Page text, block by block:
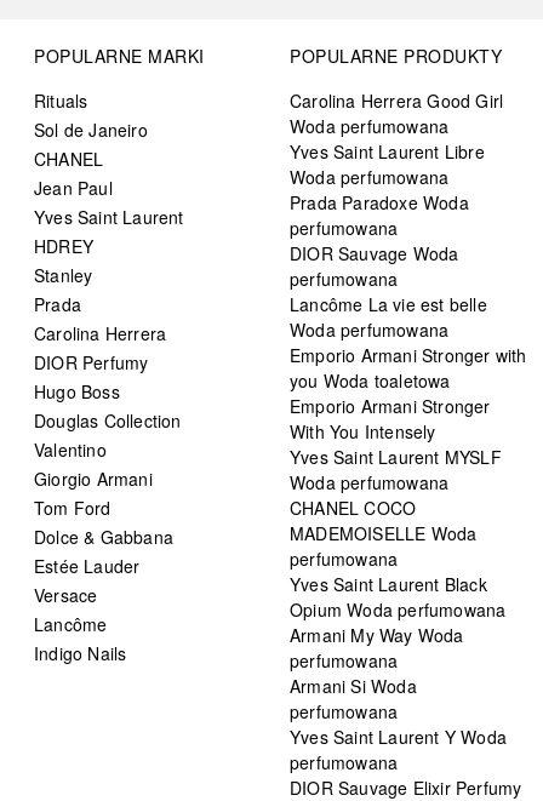
POPULARNE MARKI
Rituals
Sol de Janeiro
CHANEL
Jean Paul
Yves Saint Laurent
HDREY
Stanley
Prada
Carolina Herrera
DIOR Perfumy
Hugo Boss
Douglas Collection
Valentino
Giorgio Armani
Tom Ford
Dolce & Gabbana
Estée Lauder
Versace
Lancôme
Indigo Nails
POPULARNE PRODUKTY
Carolina Herrera Good Girl
Woda perfumowana
Yves Saint Laurent Libre
Woda perfumowana
Prada Paradoxe Woda
perfumowana
DIOR Sauvage Woda
perfumowana
Lancôme La vie est belle
Woda perfumowana
Emporio Armani Stronger with
you Woda toaletowa
Emporio Armani Stronger
With You Intensely
Yves Saint Laurent MYSLF
Woda perfumowana
CHANEL COCO
MADEMOISELLE Woda
perfumowana
Yves Saint Laurent Black
Opium Woda perfumowana
Armani My Way Woda
perfumowana
Armani Si Woda
perfumowana
Yves Saint Laurent Y Woda
perfumowana
DIOR Sauvage Elixir Perfumy